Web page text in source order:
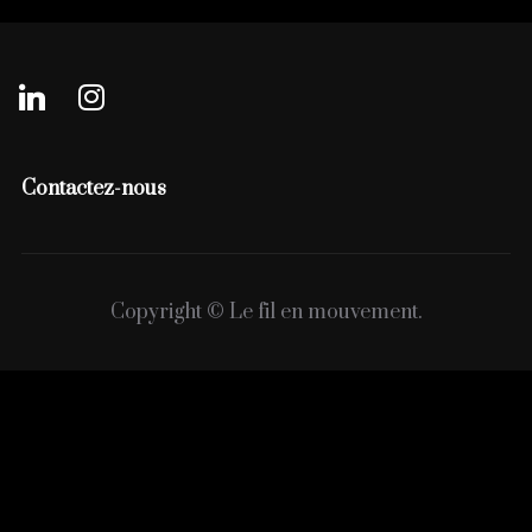
Contactez-nous
Copyright © Le fil en mouvement.